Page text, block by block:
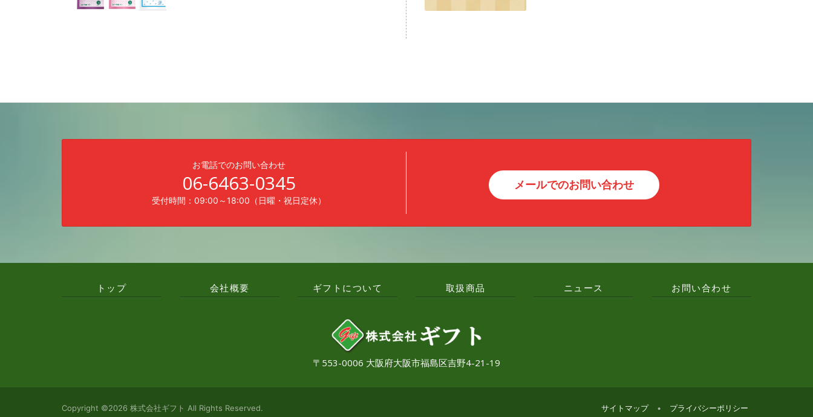
お電話でのお問い合わせ
06-6463-0345
受付時間：09:00～18:00（日曜・祝日定休）
メールでのお問い合わせ
トップ 会社概要 ギフトについて 取扱商品 ニュース お問い合わせ
〒553-0006 大阪府大阪市福島区吉野4-21-19
サイトマップ • プライバシーポリシー
Copyright ©2026 株式会社ギフト All Rights Reserved.